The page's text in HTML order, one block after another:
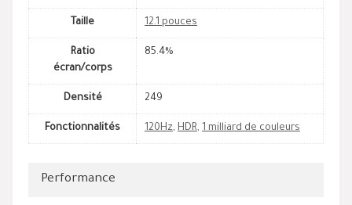
Taille 12.1 pouces
Ratio
écran/corps
85.4%
Densité 249
Fonctionnalités 120Hz, HDR, 1 milliard de couleurs
Performance